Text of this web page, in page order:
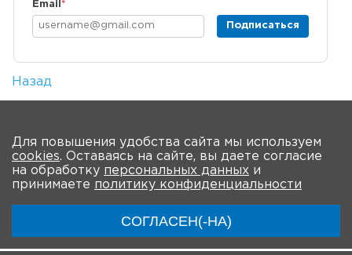
Email *
Подписаться
Назад
Для повышения удобства сайта мы используем
cookies. Оставаясь на сайте, вы даете согласие
на обработку персональных данных и
принимаете политику конфиденциальности
СОГЛАСЕН(-НА)
О конференции Программа
Трансляции